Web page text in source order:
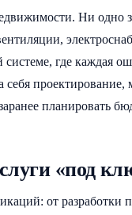
Ни
где
«под
от разработки